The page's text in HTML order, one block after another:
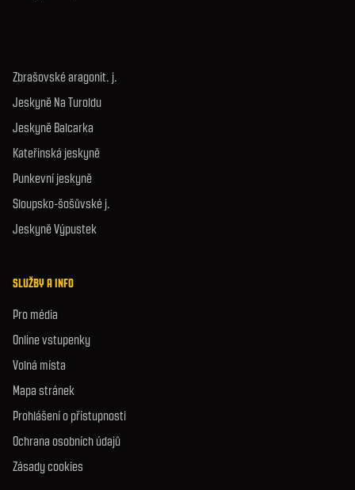
Zbrašovské aragonit. j.
Jeskyně Na Turoldu
Jeskyně Balcarka
Kateřinská jeskyně
Punkevní jeskyně
Sloupsko-šošůvské j.
Jeskyně Výpustek
SLUŽBY A INFO
Pro média
Online vstupenky
Volná místa
Mapa stránek
Prohlášení o přístupnosti
Ochrana osobních údajů
Zásady cookies